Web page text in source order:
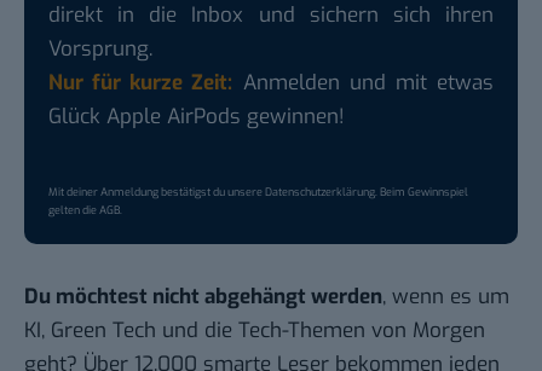
direkt in die Inbox und sichern sich ihren
Vorsprung.
Nur für kurze Zeit: Anmelden und mit etwas
Glück Apple AirPods gewinnen!
Mit deiner Anmeldung bestätigst du unsereDatenschutzerklärung. Beim Gewinnspiel
gelten dieAGB.
Du möchtest nicht abgehängt werden, wenn es um
KI, Green Tech und die Tech-Themen von Morgen
geht? Über 12.000 smarte Leser bekommen jeden